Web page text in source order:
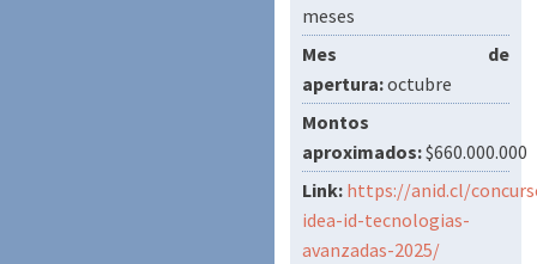
meses
Mes de
apertura:octubre
Montos
aproximados:$660.000.000
Link: https://anid.cl/
idea-id-tecnologias-
avanzadas-2025/